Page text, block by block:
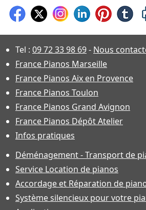
Tel : 09 72 33 98 69- Nous
France Pianos Marseille
France Pianos Aix en Provence
France Pianos Toulon
France Pianos Grand Avignon
France Pianos Dépôt Atelier
Infos pratiques
Déménagement - Transport de
Service Location de pianos
Accordage et Réparation de
Système silencieux pour votre